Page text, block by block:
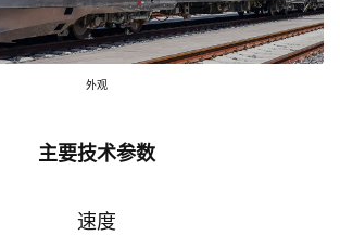
外观
主要技术参数
速度